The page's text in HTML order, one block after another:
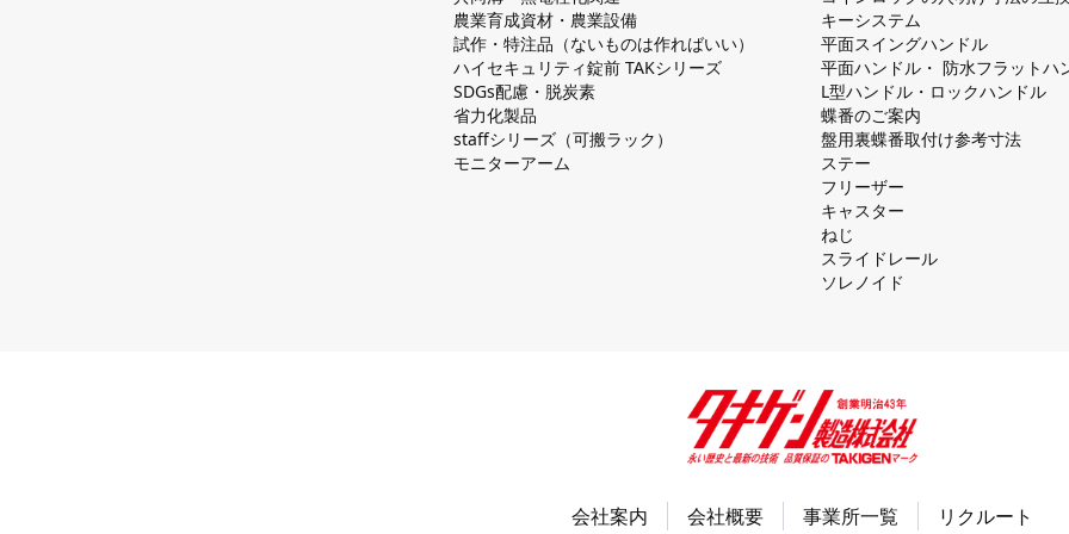
農業育成資材・農業設備
試作・特注品（ないものは作ればいい）
ハイセキュリティ錠前 TAKシリーズ
SDGs配慮・脱炭素
省力化製品
staffシリーズ（可搬ラック）
モニターアーム
キーシステム
平⾯スイングハンドル
平⾯ハンドル・ 防⽔フラットハ
L型ハンドル・ロックハンドル
蝶番のご案内
盤⽤裏蝶番取付け参考⼨法
ステー
フリーザー
キャスター
ねじ
スライドレール
ソレノイド
会社案内 会社概要 事業所一覧 リクルート